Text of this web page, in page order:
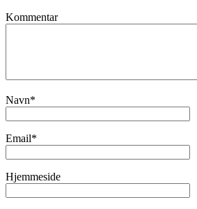
Kommentar
Navn*
Email*
Hjemmeside